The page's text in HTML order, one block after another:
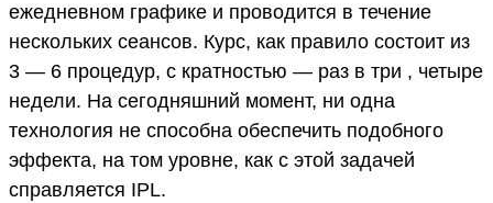
ежедневном графике и проводится в течение
нескольких сеансов. Курс, как правило состоит из
3 — 6 процедур, с кратностью — раз в три , четыре
недели. На сегодняшний момент, ни одна
технология не способна обеспечить подобного
эффекта, на том уровне, как с этой задачей
справляется IPL.